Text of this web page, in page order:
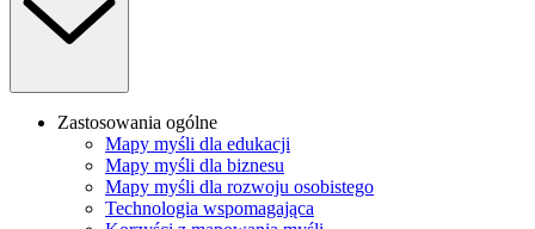
Zastosowania ogólne
Mapy myśli dla edukacji
Mapy myśli dla biznesu
Mapy myśli dla rozwoju osobistego
Technologia wspomagająca